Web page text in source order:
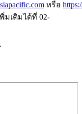
หรือ
มเติมได้ที่ 02-